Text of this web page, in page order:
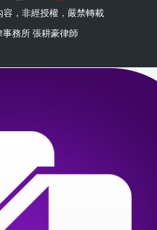
，非經授權，嚴禁轉載
務所 張耕豪律師